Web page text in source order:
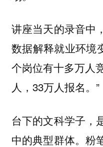
讲座当天的录音中
数据解释就业环境
个岗位有十多万人
人，33万人报名。”
台下的文科学子，
中的典型群体。粉